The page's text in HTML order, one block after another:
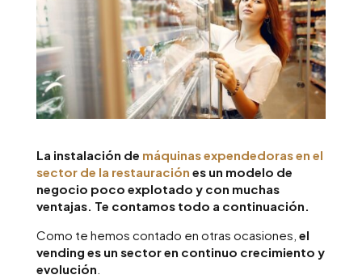
La instalación de máquinas expendedoras en el
sector de la restauración es un modelo de
negocio poco explotado y con muchas
ventajas. Te contamos todo a continuación.
Como te hemos contado en otras ocasiones, el
vending es un sector en continuo crecimiento y
evolución